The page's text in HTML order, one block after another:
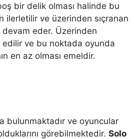
bir delik olması halinde bu
ilerletilir ve üzerinden sıçranan
eder. Üzerinden
ve bu noktada oyunda
en az olması emeldir.
bulunmaktadır ve oyuncular
görebilmektedir. Solo